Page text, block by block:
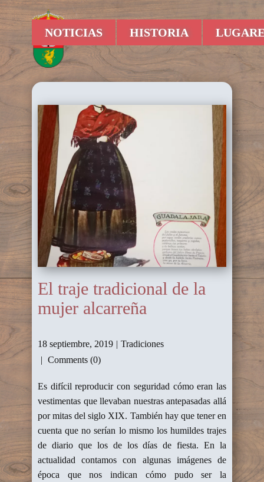
NOTICIAS HISTORIA
El traje tradicional de la
mujer alcarreña
18 septiembre, 2019
Tradiciones
Comments (0)
Es difícil reproducir con seguridad cómo eran las
vestimentas que llevaban nuestras antepasadas allá
por mitas del siglo XIX. También hay que tener en
cuenta que no serían lo mismo los humildes trajes
de diario que los de los días de fiesta. En la
actualidad contamos con algunas imágenes de
época que nos indican cómo pudo ser la